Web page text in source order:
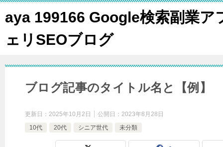
aya 199166 Google検索副業ア
ェリSEOブログ
ブログ記事のタイトル名と【例】
更新日： 2025年10月2日 公開日： 2023年8月28日
10代
20代 シニア世代 未分類